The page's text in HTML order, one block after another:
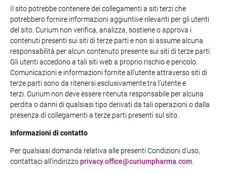
Il sito potrebbe contenere dei collegamenti a siti terzi che
potrebbero fornire informazioni aggiuntive rilevanti per gli utenti
del sito. Curium non verifica, analizza, sostiene o approva i
contenuti presenti sui siti di terze parti e non si assume alcuna
responsabilità per alcun contenuto presente sui siti di terze parti.
Gli utenti accedono a tali siti web a proprio rischio e pericolo.
Comunicazioni e informazioni fornite all’utente attraverso siti di
terze parti sono da ritenersi esclusivamente tra l’utente e
terzi. Curium non deve essere ritenuta responsabile per alcuna
perdita o danni di qualsiasi tipo derivati da tali operazioni o dalla
presenza di collegamenti a terze parti presenti sul sito.
Informazioni di contatto
Per qualsiasi domanda relativa alle presenti Condizioni d’uso,
contattaci all’indirizzoprivacy.office@curiumpharma.com